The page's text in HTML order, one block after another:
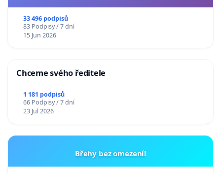
33 496 podpisů
83 Podpisy / 7 dní
15 Jun 2026
Chceme svého ředitele
1 181 podpisů
66 Podpisy / 7 dní
23 Jul 2026
Břehy bez omezení!